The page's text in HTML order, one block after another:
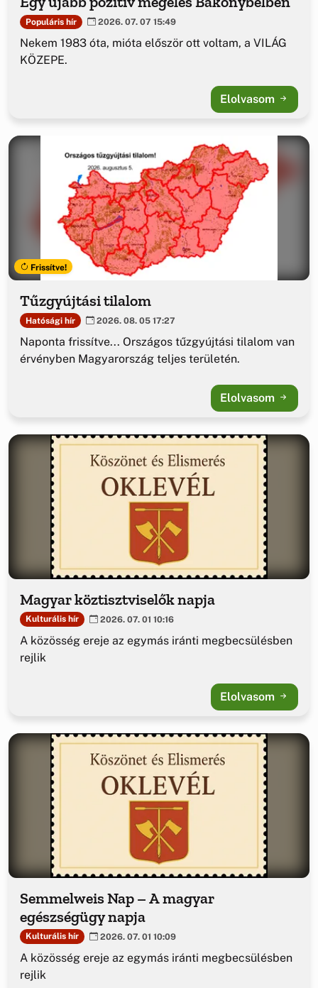
Populáris hír 2026. 07. 07 15:49
Nekem 1983 óta, mióta először ott voltam, a VILÁG
KÖZEPE.
Elolvasom
Frissítve!
Tűzgyújtási tilalom
Hatósági hír 2026. 08. 05 17:27
Naponta frissítve... Országos tűzgyújtási tilalom van
érvényben Magyarország teljes területén.
Elolvasom
Magyar köztisztviselők napja
Kulturális hír 2026. 07. 01 10:16
A közösség ereje az egymás iránti megbecsülésben
rejlik
Elolvasom
Semmelweis Nap – A magyar
egészségügy napja
Kulturális hír 2026. 07. 01 10:09
A közösség ereje az egymás iránti megbecsülésben
rejlik